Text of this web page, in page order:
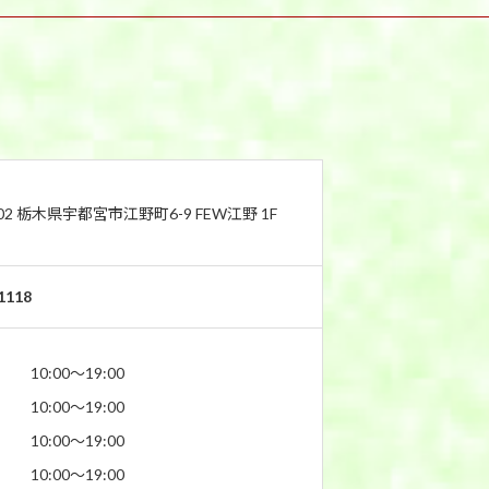
栃木県宇都宮市江野町6-9 FEW江野 1F
10:00〜19:00
10:00〜19:00
10:00〜19:00
10:00〜19:00